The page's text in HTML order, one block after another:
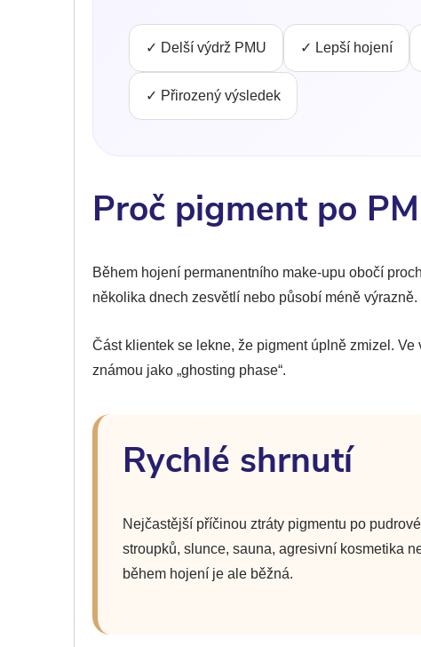
✓ Delší výdrž PMU ✓ Lepší hojení
✓ Přirozený výsledek
Proč pigment po
Během hojení permanentního make-upu obočí
několika dnech zesvětlí nebo působí méně výrazně.
Část klientek se lekne, že pigment úplně zmizel.
známou jako „ghosting phase“.
Rychlé shrnutí
Nejčastější příčinou ztráty pigmentu po
stroupků, slunce, sauna, agresivní kosmetika
během hojení je ale běžná.